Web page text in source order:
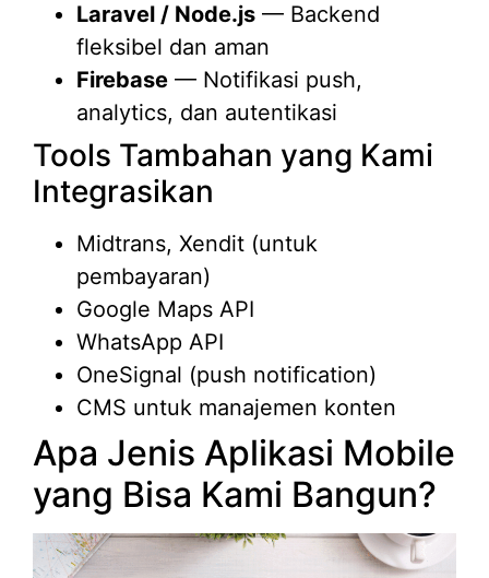
Laravel / Node.js — Backend
fleksibel dan aman
Firebase — Notifikasi push,
analytics, dan autentikasi
Tools Tambahan yang Kami
Integrasikan
Midtrans, Xendit (untuk
pembayaran)
Google Maps API
WhatsApp API
OneSignal (push notification)
CMS untuk manajemen konten
Apa Jenis Aplikasi Mobile
yang Bisa Kami Bangun?